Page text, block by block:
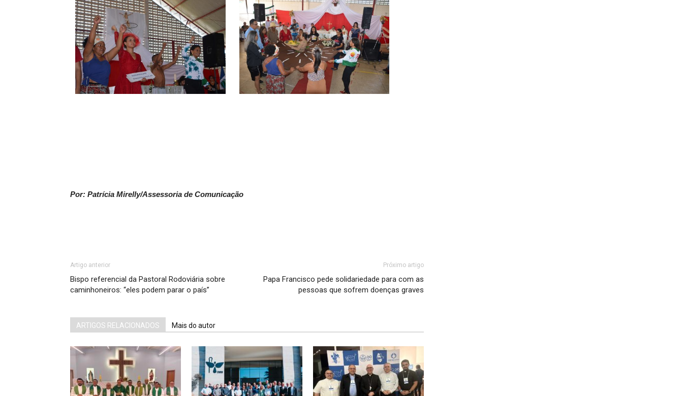
Por: Patrícia Mirelly/Assessoria de Comunicação
Artigo anterior
Bispo referencial da Pastoral Rodoviária sobre
caminhoneiros: “eles podem parar o país”
Próximo artigo
Papa Francisco pede solidariedade para com as
pessoas que sofrem doenças graves
ARTIGOS RELACIONADOS Mais do autor